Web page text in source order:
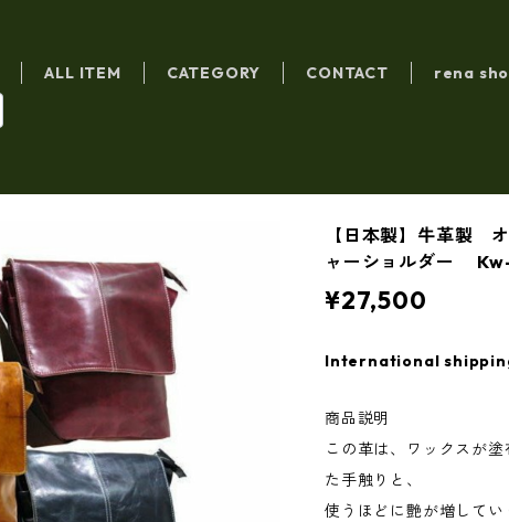
ALL ITEM CATEGORY CONTACT rena
【日本製】牛革製
ャーショルダー
¥27,500
International
商品説明
この革は、ワックスが
た手触りと、
使うほどに艶が増してい